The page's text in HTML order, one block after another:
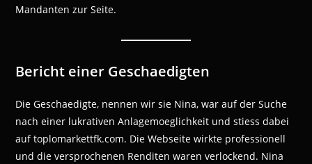
Mandanten zur Seite.
Bericht einer Geschaedigten
Die Geschaedigte, nennen wir sie Nina, war auf der Suche
nach einer lukrativen Anlagemoeglichkeit und stiess dabei
auf toplomarkettfk.com. Die Webseite wirkte professionell
und die versprochenen Renditen waren verlockend. Nina